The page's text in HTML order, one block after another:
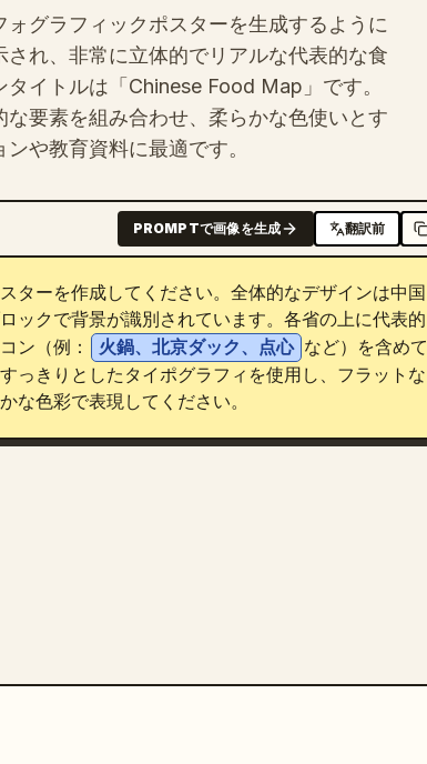
グラフィックポスターを生成するように
れ、非常に立体的でリアルな代表的な食
イトルは「Chinese Food Map」です。
要素を組み合わせ、柔らかな色使いとす
や教育資料に最適です。
PROMPTで画像を生成 翻訳前
ターを作成してください。全体的なデザインは中国
ックで背景が識別されています。各省の上に代表的
ン（例：
火鍋、北京ダック、点心 など）を含めて
っきりとしたタイポグラフィを使用し、フラットな
な色彩で表現してください。